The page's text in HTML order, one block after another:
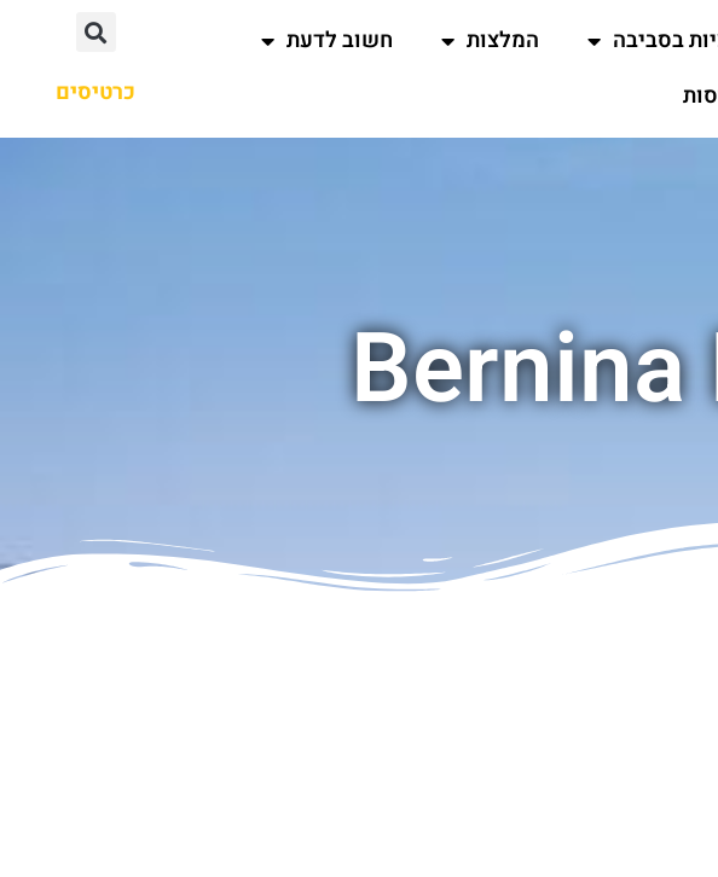
בסביבה המלצות
חשוב לדעת
כרטיסים
Bernina